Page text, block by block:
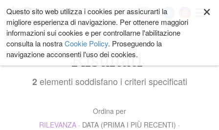
ai
contenuti.
|
Salta
alla
navigazione
My ×
Questo sito web utilizza i cookies per assicurarti la
migliore esperienza di navigazione. Per ottenere maggiori
informazioni sui cookies e per controllarne l'abilitazione
consulta la nostraCookie Policy. Proseguendo la
navigazione acconsenti l'uso dei cookies.
Risultati
2elementi soddisfano i criteri specificati
Ordina per
RILEVANZA · DATA (PRIMA I PIÙ RECENTI) ·